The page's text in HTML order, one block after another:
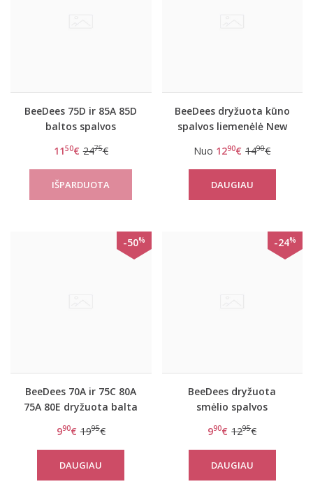
BeeDees 75D ir 85A 85D
baltos spalvos
WHPM
1150€ 2475€
BeeDees dryžuota kūno
spalvos liemenėlė New
Nuo 1290€ 1490€
DAUGIAU
-50%
BeeDees 70A ir 75C 80A
75A 80E dryžuota balta
WHPM
990€ 1995€
DAUGIAU
-24%
BeeDees dryžuota
smėlio spalvos
990€ 1295€
DAUGIAU